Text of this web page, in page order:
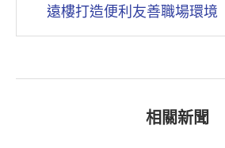
遠樓打造便利友善職場環境
相關新聞